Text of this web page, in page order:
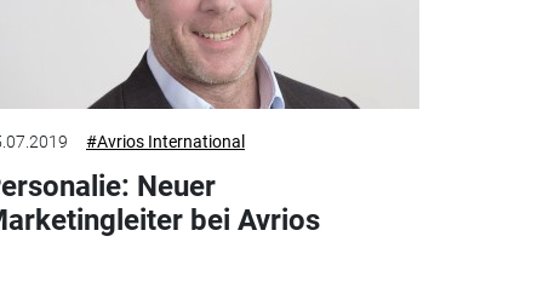
#Avrios International
Neuer
bei Avrios